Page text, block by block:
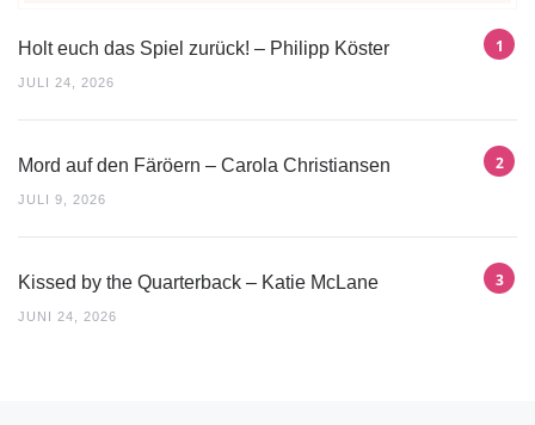
Holt euch das Spiel zurück! – Philipp Köster
JULI 24, 2026
Mord auf den Färöern – Carola Christiansen
JULI 9, 2026
Kissed by the Quarterback – Katie McLane
JUNI 24, 2026